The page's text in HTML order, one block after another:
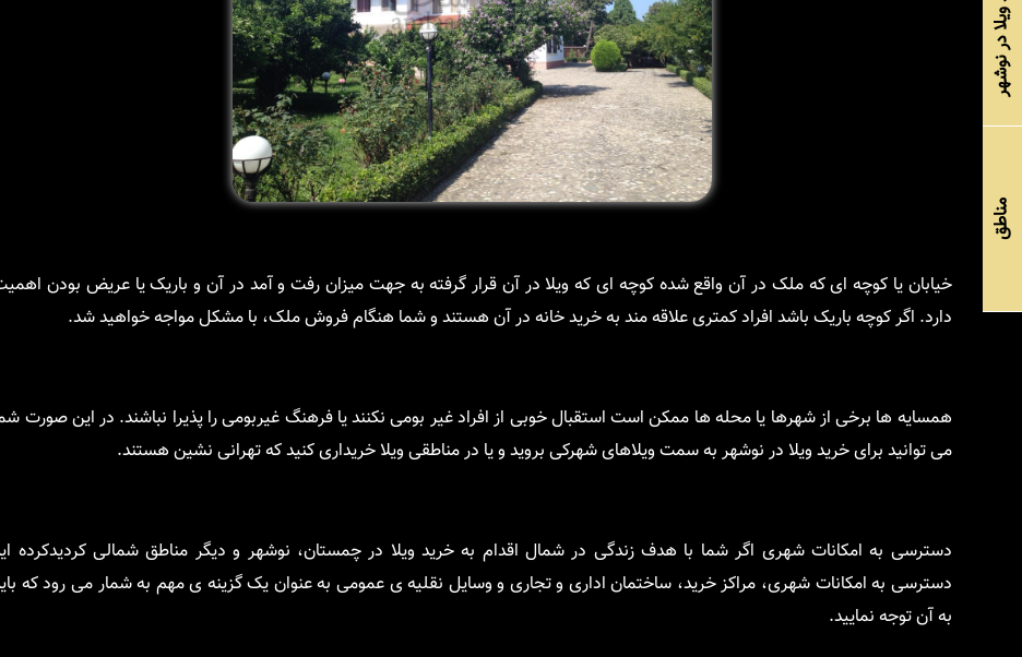
خیابان یا کوچه ای که ملک در آن واقع شده کوچه ای که ویلا در آن قرار گرفته به جهت میزان رفت و آمد در آن و باریک یا عریض بودن
دارد. اگر کوچه باریک باشد افراد کمتری علاقه مند به خرید خانه در آن هستند و شما هنگام فروش ملک، با مشکل مواجه خواهید شد.
همسایه ها برخی از شهرها یا محله ها ممکن است استقبال خوبی از افراد غیر بومی نکنند یا فرهنگ غیربومی را پذیرا نباشند. در این صورت
می توانید برای خرید ویلا در نوشهر به سمت ویلاهای شهرکی بروید و یا در مناطقی ویلا خریداری کنید که تهرانی نشین هستند.
دسترسی به امکانات شهری اگر شما با هدف زندگی در شمال اقدام به خرید ویلا در چمستان، نوشهر و دیگر مناطق شمالی کردیدکرده
دسترسی به امکانات شهری، مراکز خرید، ساختمان اداری و تجاری و وسایل نقلیه ی عمومی به عنوان یک گزینه ی مهم به شمار می رود که
به آن توجه نمایید.
خرید ویلا در نوشهر
مناطق